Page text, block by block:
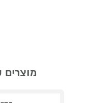
מוצרים